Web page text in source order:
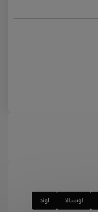
اوبسالا لوند